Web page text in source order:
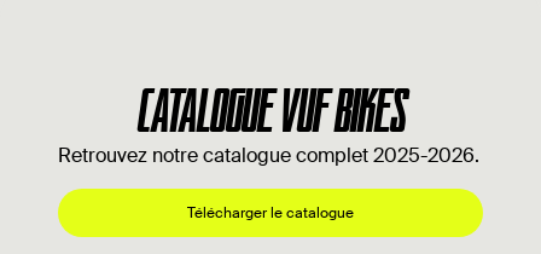
CATALOGUE VUF BIKES
Retrouvez notre catalogue complet 2025-2026.
Télécharger le catalogue